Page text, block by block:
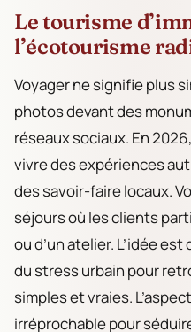
Le tourisme
l’écotourisme
Voyager ne signifie plus
photos devant des
réseaux sociaux. En
vivre des expériences
des savoir-faire locaux.
séjours où les clients
ou d’un atelier. L’idée
du stress urbain pour
simples et vraies.
irréprochable pour